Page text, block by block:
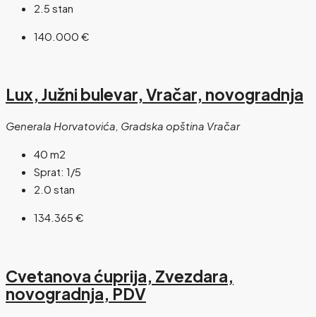
2.5 stan
140.000 €
Lux, Južni bulevar, Vračar, novogradnja
Generala Horvatovića, Gradska opština Vračar
40 m2
Sprat: 1/5
2.0 stan
134.365 €
Cvetanova ćuprija, Zvezdara,
novogradnja, PDV